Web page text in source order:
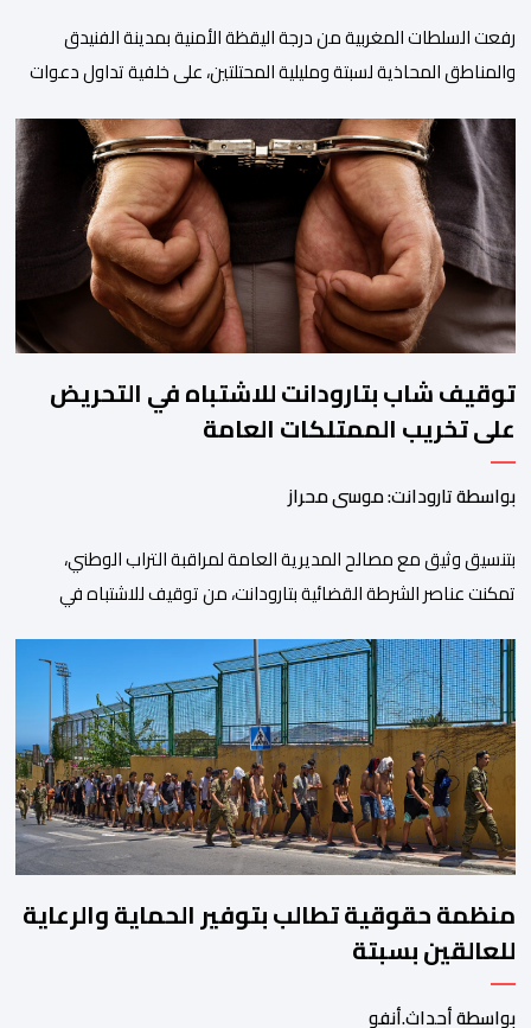
رفعت السلطات المغربية من درجة اليقظة الأمنية بمدينة الفنيدق
والمناطق المحاذية لسبتة ومليلية المحتلتين، على خلفية تداول دعوات
للوصول إلى المدينتين يوم 15 غشت الجاري. وعرفت المناطق الشمالية
خلال الساعات الأخيرة انتشارا أمنيا مكثفا، خاصة بالمحاور الطرقية
المؤدية إلى الفنيدق، حيث جرى تعزيز الدوريات وإقامة […]
توقيف شاب بتارودانت للاشتباه في التحريض
على تخريب الممتلكات العامة
بواسطة تارودانت: موسى محراز
بتنسيق وثيق مع مصالح المديرية العامة لمراقبة التراب الوطني،
تمكنت عناصر الشرطة القضائية بتارودانت، من توقيف للاشتباه في
ممتلكات الدولة، وذلك على خلفية دعوات للاحتجاج جرى تداولها عبر
مواقع التواصل الاجتماعي تحت اسم ما بات يعرف بـ” Genz212
“.وبحسب المعطيات المتوفرة، جاء توقيف المعني بالأمر […]
منظمة حقوقية تطالب بتوفير الحماية والرعاية
للعالقين بسبتة
بواسطة أحداث.أنفو